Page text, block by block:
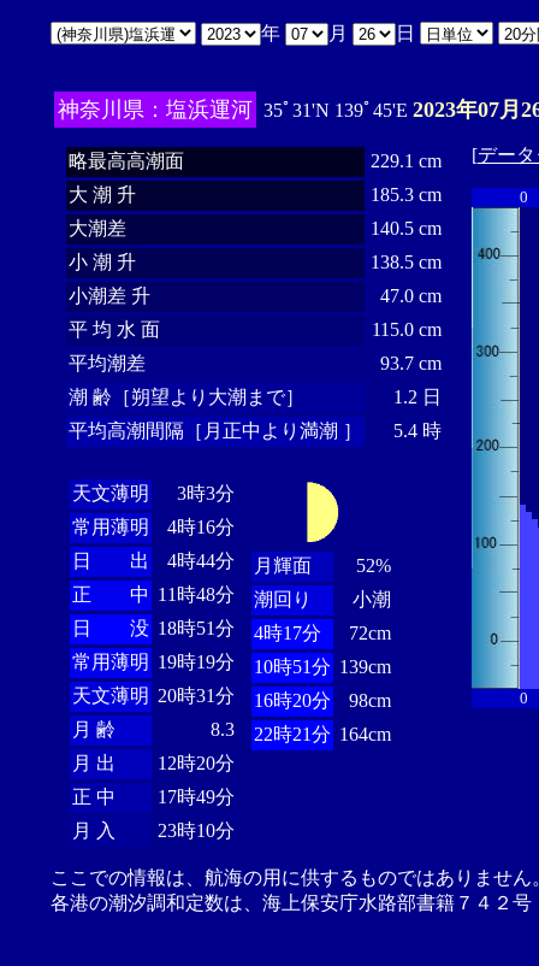
年 月 日
神奈川県：塩浜運河 35ﾟ31'N 139ﾟ45'E 2023年07月
略最高高潮面
229.1 cm
大 潮 升
185.3 cm
大潮差
140.5 cm
小 潮 升
138.5 cm
小潮差 升
47.0 cm
平 均 水 面
115.0 cm
平均潮差
93.7 cm
潮 齢［朔望より大潮まで］
1.2 日
平均高潮間隔［月正中より満潮 ］
5.4 時
天文薄明
3時3分
常用薄明
4時16分
日 出
4時44分
正 中 11時48分
日 没 18時51分
常用薄明 19時19分
天文薄明 20時31分
月 齢
8.3
月 出
12時20分
正 中
17時49分
月 入
23時10分
月輝面
52%
潮回り
小潮
4時17分
72cm
10時51分 139cm
16時20分
98cm
22時21分 164cm
[デー
0
0
ここでの情報は、航海の用に供するものではありませ
各港の潮汐調和定数は、海上保安庁水路部書籍７４２